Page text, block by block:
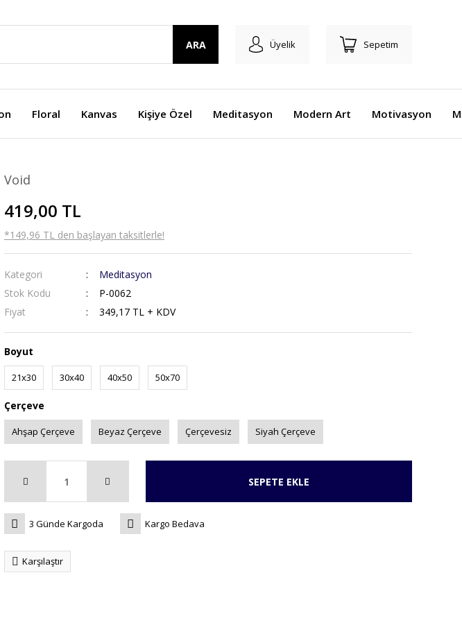
ARA Üyelik Sepetim
Floral Kanvas Kişiye Özel Meditasyon Modern Art Motivasyon
Void
419,00 TL
*149,96 TL den başlayan taksitlerle!
Kategori
Meditasyon
Stok Kodu
P-0062
Fiyat
349,17 TL + KDV
Boyut
21x30 30x40 40x50 50x70
Çerçeve
Ahşap Çerçeve Beyaz Çerçeve Çerçevesiz Siyah Çerçeve
SEPETE EKLE
3 Günde Kargoda Kargo Bedava
Karşılaştır